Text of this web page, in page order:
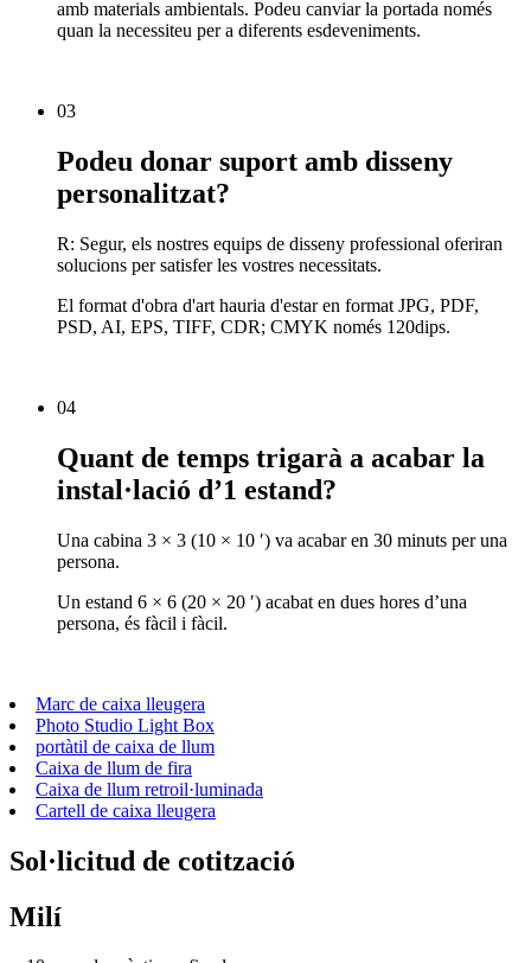
amb materials ambientals. Podeu canviar la portada només
quan la necessiteu per a diferents esdeveniments.
03
Podeu donar suport amb disseny
personalitzat?
R: Segur, els nostres equips de disseny professional oferiran
solucions per satisfer les vostres necessitats.
El format d'obra d'art hauria d'estar en format JPG, PDF,
PSD, AI, EPS, TIFF, CDR; CMYK només 120dips.
04
Quant de temps trigarà a acabar la
instal·lació d’1 estand?
Una cabina 3 × 3 (10 × 10 ′) va acabar en 30 minuts per una
persona.
Un estand 6 × 6 (20 × 20 ′) acabat en dues hores d’una
persona, és fàcil i fàcil.
Marc de caixa lleugera
Photo Studio Light Box
portàtil de caixa de llum
Caixa de llum de fira
Caixa de llum retroil·luminada
Cartell de caixa lleugera
Sol·licitud de cotització
Milí